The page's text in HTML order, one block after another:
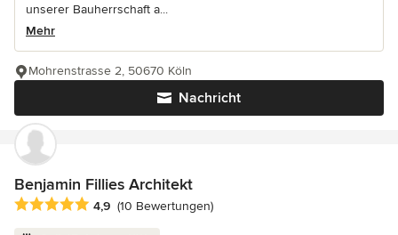
unserer Bauherrschaft a...
Mehr
Nachricht
Mohrenstrasse 2, 50670 Köln
Benjamin Fillies Architekt
Durchschnittliche Bewertung: 4.9 von 5 Sternen
4,9 (10 Bewertungen)